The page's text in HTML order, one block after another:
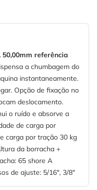
referência
a chumbagem do
instantaneamente.
Opção de fixação no
deslocamento.
o ruído e absorve a
de carga por
carga por tração 30 kg
da borracha +
65 shore A
de ajuste: 5/16", 3/8"